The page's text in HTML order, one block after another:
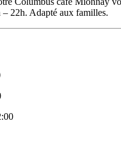
22h. Adapté aux familles.